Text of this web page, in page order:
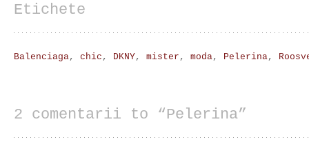
Etichete
Balenciaga, chic , DKNY, mister , moda, Pelerina,
2 comentarii to “Pelerina”